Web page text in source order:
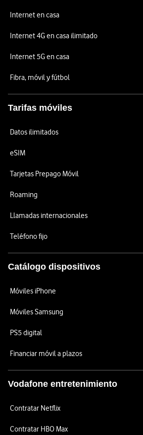
Internet en casa
Internet 4G en casa ilimitado
Internet 5G en casa
Fibra, móvil y fútbol
Tarifas móviles
Datos ilimitados
eSIM
Tarjetas Prepago Móvil
Roaming
Llamadas internacionales
Teléfono fijo
Catálogo dispositivos
Móviles iPhone
Móviles Samsung
PS5 digital
Financiar móvil a plazos
Vodafone entretenimiento
Contratar Netflix
Contratar HBO Max